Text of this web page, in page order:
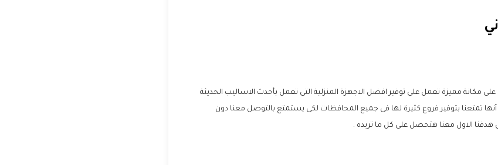
مكانة مميزة تعمل على توفير افضل الاجهزة المنزلية التى تعمل بأحدث الاساليب الحديثة
أنها تمتعنا بتوفير فروع كثيرة لها فى جميع المحافظات لكى يستمتع بالتوصل معنا دون
هدفنا الاول معنا هتحصل على كل ما تريده .